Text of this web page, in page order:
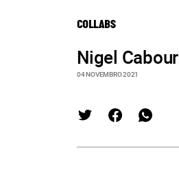
COLLABS
Nigel
04 NOVEMBRO 2021